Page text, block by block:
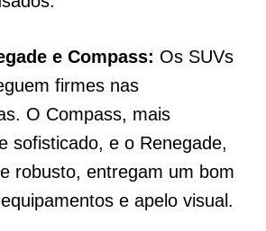
e Compass: Os SUVs
firmes nas
O Compass, mais
sofisticado, e o Renegade,
robusto, entregam um bom
e apelo visual.